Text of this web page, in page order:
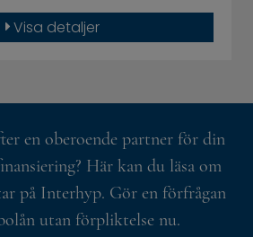
Visa detaljer
en oberoende partner för din
Här kan du läsa om
på Interhyp. Gör en förfrågan
utan förpliktelse nu.